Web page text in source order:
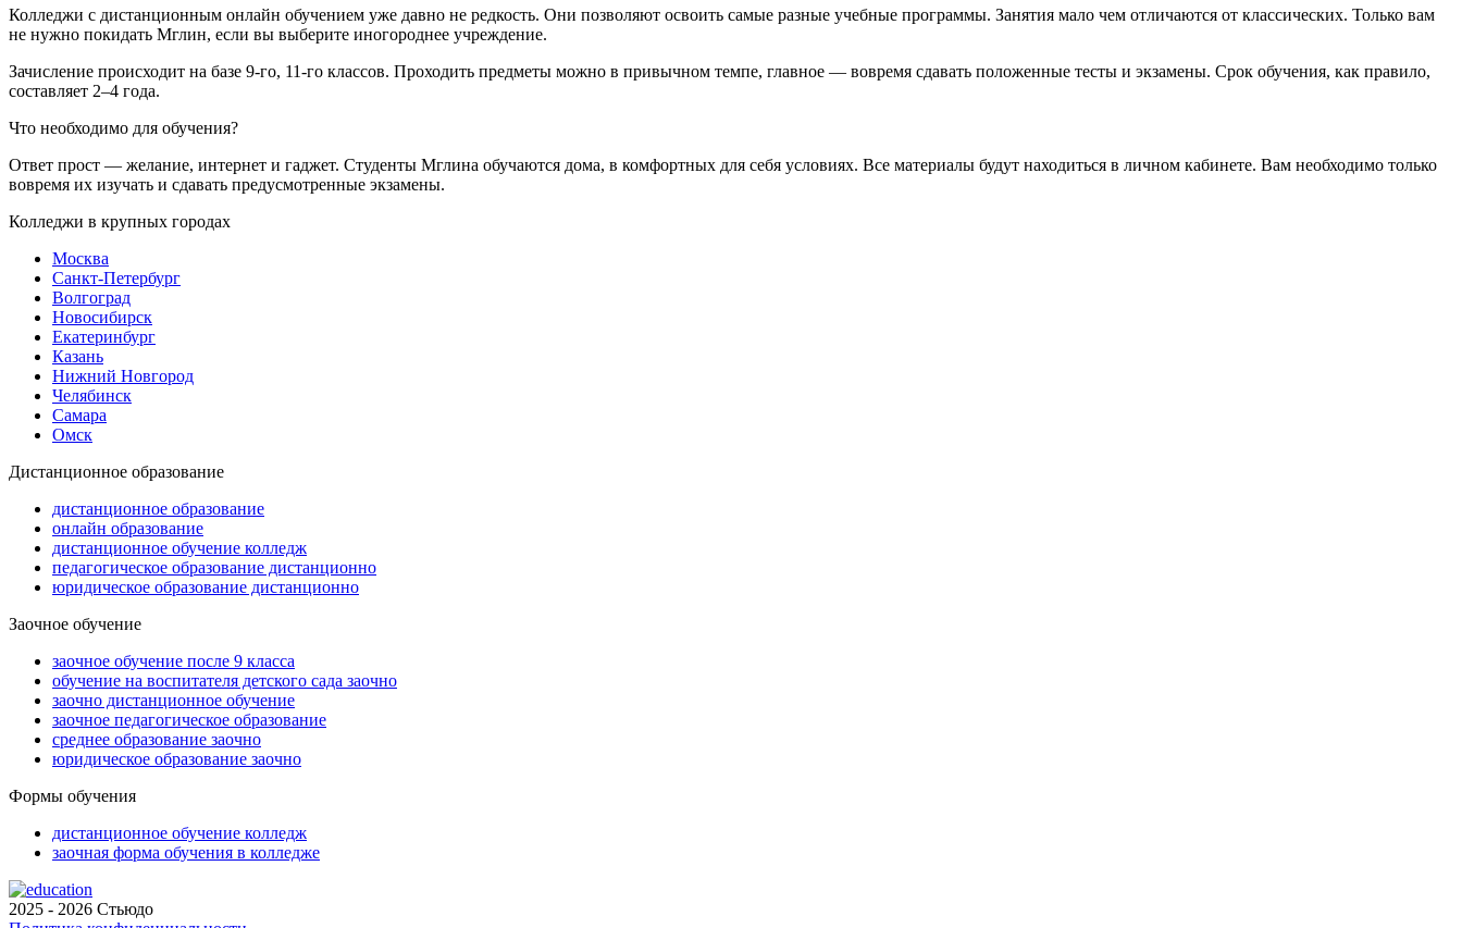
Колледжи с дистанционным онлайн обучением уже давно не редкость. Они позволяют освоить самые разные учебные программы. Занятия мало чем отличаются от классических. Только вам
не нужно покидать Мглин, если вы выберите иногороднее учреждение.
Зачисление происходит на базе 9-го, 11-го классов. Проходить предметы можно в привычном темпе, главное — вовремя сдавать положенные тесты и экзамены. Срок обучения, как правило,
составляет 2–4 года.
Что необходимо для обучения?
Ответ прост — желание, интернет и гаджет. Студенты Мглина обучаются дома, в комфортных для себя условиях. Все материалы будут находиться в личном кабинете. Вам необходимо только
вовремя их изучать и сдавать предусмотренные экзамены.
Колледжи в крупных городах
Москва
Санкт-Петербург
Волгоград
Новосибирск
Екатеринбург
Казань
Нижний Новгород
Челябинск
Самара
Омск
Дистанционное образование
дистанционное образование
онлайн образование
дистанционное обучение колледж
педагогическое образование дистанционно
юридическое образование дистанционно
Заочное обучение
заочное обучение после 9 класса
обучение на воспитателя детского сада заочно
заочно дистанционное обучение
заочное педагогическое образование
среднее образование заочно
юридическое образование заочно
Формы обучения
дистанционное обучение колледж
заочная форма обучения в колледже
2025 - 2026 Стьюдо